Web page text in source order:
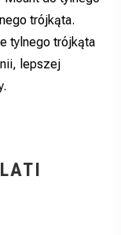
trójkąta.
tylnego trójkąta
lepszej